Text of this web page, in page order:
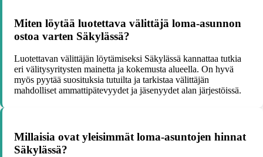
Miten löytää luotettava välittäjä loma-asunnon
ostoa varten Säkylässä?
Luotettavan välittäjän löytämiseksi Säkylässä kannattaa tutkia
eri välitysyritysten mainetta ja kokemusta alueella. On hyvä
myös pyytää suosituksia tutuilta ja tarkistaa välittäjän
mahdolliset ammattipätevyydet ja jäsenyydet alan järjestöissä.
Millaisia ovat yleisimmät loma-asuntojen hinnat
Säkylässä?